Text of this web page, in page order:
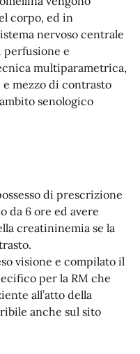
corpo, ed in
nervoso centrale
perfusione e
multiparametrica,
mezzo di contrasto
senologico
di prescrizione
da 6 ore ed avere
creatininemia se la
visione e compilato il
per la RM che
all’atto della
anche sul sito